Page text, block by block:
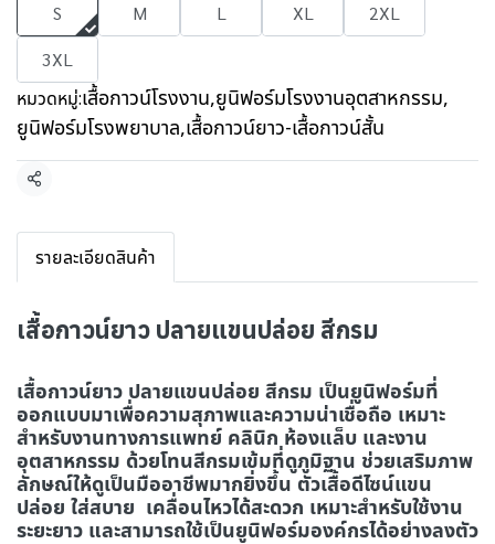
S M L XL
2XL
3XL
หมวดหมู่:เสื้อกาวน์โรงงาน,ยูนิฟอร์มโรงงานอุตสาหกรรม,
ยูนิฟอร์มโรงพยาบาล,เสื้อกาวน์ยาว-เสื้อกาวน์สั้น
แชร์
รายละเอียดสินค้า
เสื้อกาวน์ยาว ปลายแขนปล่อย สีกรม
เสื้อกาวน์ยาว ปลายแขนปล่อย สีกรม เป็นยูนิฟอร์มที่
ออกแบบมาเพื่อความสุภาพและความน่าเชื่อถือ เหมาะ
สำหรับงานทางการแพทย์ คลินิก ห้องแล็บ และงาน
อุตสาหกรรม ด้วยโทนสีกรมเข้มที่ดูภูมิฐาน ช่วยเสริมภาพ
ลักษณ์ให้ดูเป็นมืออาชีพมากยิ่งขึ้น ตัวเสื้อดีไซน์แขน
ปล่อย ใส่สบาย เคลื่อนไหวได้สะดวก เหมาะสำหรับใช้งาน
ระยะยาว และสามารถใช้เป็นยูนิฟอร์มองค์กรได้อย่างลงตัว